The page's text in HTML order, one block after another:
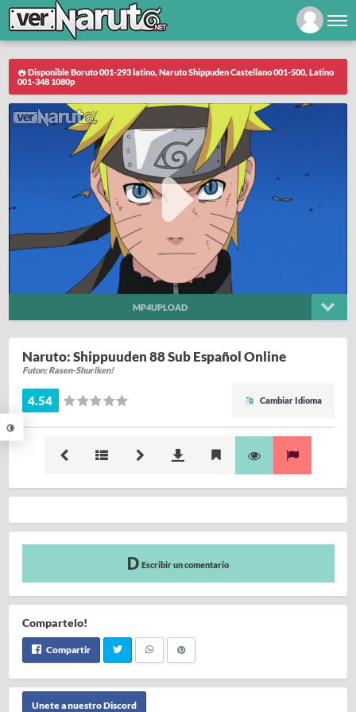
Disponible Boruto 001-293 latino, Naruto Shippuden Castellano 001-500, Latino
001-348 1080p
MP4UPLOAD
Naruto: Shippuuden 88 Sub Español Online
Futon: Rasen-Shuriken!
4.54 Cambiar Idioma
Escribir un comentario
Compartelo!
Compartir
Unete a nuestro Discord